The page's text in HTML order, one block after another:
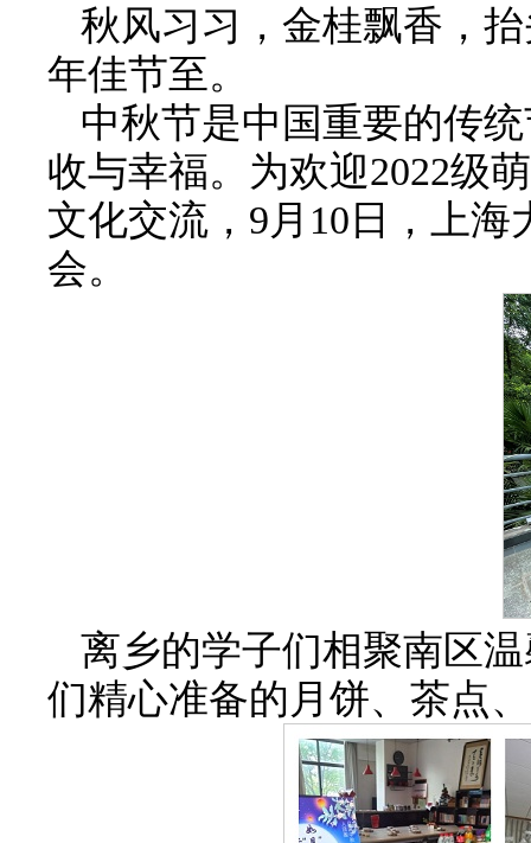
秋风习习，金桂飘香，
年佳节至。
中秋节是中国重要的传
收与幸福。为欢迎2022级
文化交流，9月10日，上
会。
离乡的学子们相聚南区
们精心准备的月饼、茶点